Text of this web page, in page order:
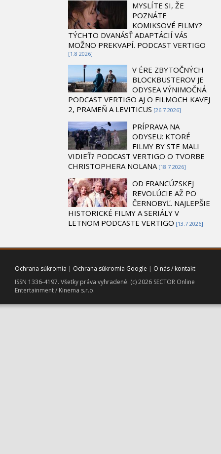
MYSLÍTE SI, ŽE
POZNÁTE
KOMIKSOVÉ FILMY?
TÝCHTO DVANÁSŤ ADAPTÁCIÍ VÁS
MOŽNO PREKVAPÍ. PODCAST VERTIGO
[1.8 2026]
V ÉRE ZBYTOČNÝCH
BLOCKBUSTEROV JE
ODYSEA VÝNIMOČNÁ.
PODCAST VERTIGO AJ O FILMOCH KAVEJ
2, PRAMEŇ A LEVITICUS [26.7 2026]
PRÍPRAVA NA
ODYSEU: KTORÉ
FILMY BY STE MALI
VIDIEŤ? PODCAST VERTIGO O TVORBE
CHRISTOPHERA NOLANA [18.7 2026]
OD FRANCÚZSKEJ
REVOLÚCIE AŽ PO
ČERNOBYĽ. NAJLEPŠIE
HISTORICKÉ FILMY A SERIÁLY V
LETNOM PODCASTE VERTIGO [13.7 2026]
Ochrana súkromia | Ochrana súkromia Google | O nás / kontakt
ISSN 1336-4197. Všetky práva vyhradené. (c) 2026 SECTOR Online
Entertainment / Kinema s.r.o.